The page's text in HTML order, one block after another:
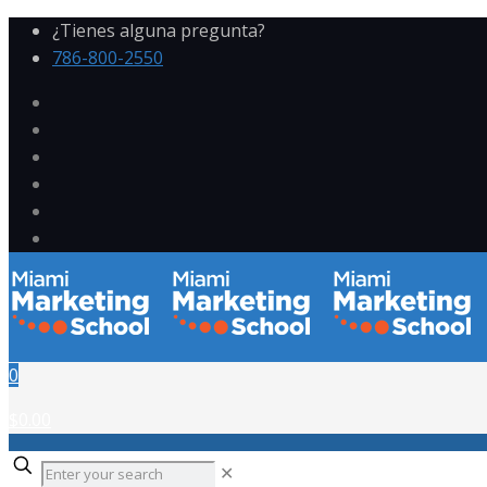
¿Tienes alguna pregunta?
786-800-2550
0
✕